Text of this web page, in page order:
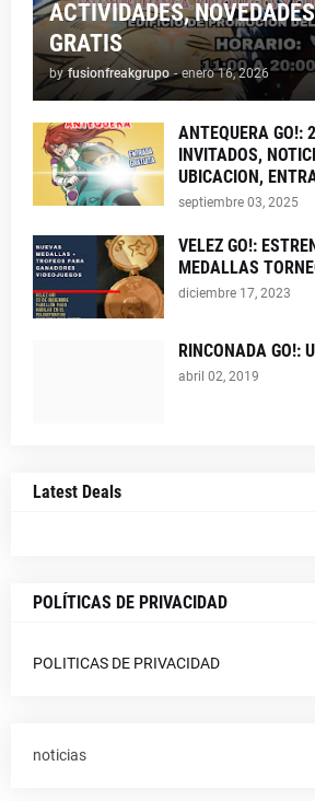
ACTIVIDADES,
GRATIS
by fusionfreakgrupo - enero 16, 2026
ANTEQUERA GO!:
INVITADOS,
UBICACION,
septiembre 03, 2025
VELEZ GO!:
MEDALLAS
diciembre 17, 2023
RINCONADA GO!:
abril 02, 2019
Latest Deals
POLÍTICAS DE PRIVACIDAD
POLITICAS DE PRIVACIDAD
noticias